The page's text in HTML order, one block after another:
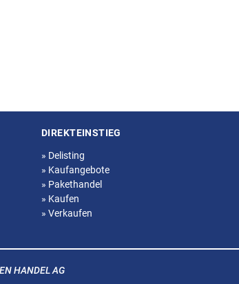
DIREKTEINSTIEG
» Delisting
» Kaufangebote
» Pakethandel
» Kaufen
» Verkaufen
HANDEL AG